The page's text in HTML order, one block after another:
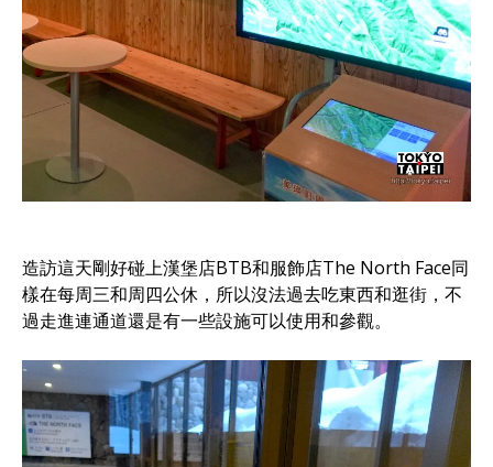
造訪這天剛好碰上漢堡店BTB和服飾店The North Face同
樣在每周三和周四公休，所以沒法過去吃東西和逛街，不
過走進連通道還是有一些設施可以使用和參觀。